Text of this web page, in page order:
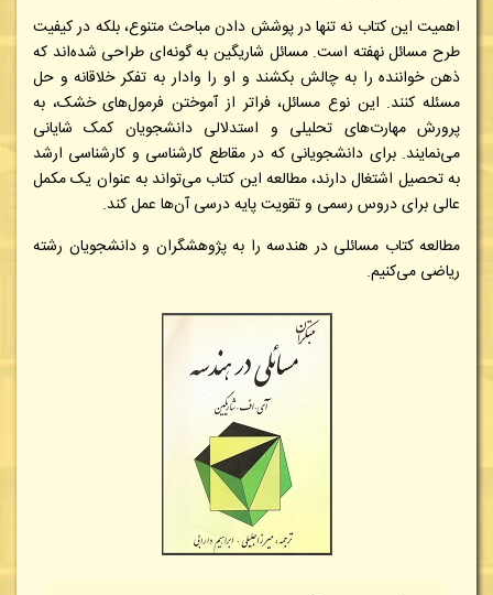
اهمیت این کتاب نه تنها در پوشش دادن مباحث متنوع، بلکه در کیفیت
طرح مسائل نهفته است. مسائل شاریگین به گونه‌ای طراحی شده‌اند که
ذهن خواننده را به چالش بکشند و او را وادار به تفکر خلاقانه و حل
مسئله کنند. این نوع مسائل، فراتر از آموختن فرمول‌های خشک، به
پرورش مهارت‌های تحلیلی و استدلالی دانشجویان کمک شایانی
می‌نمایند. برای دانشجویانی که در مقاطع کارشناسی و کارشناسی ارشد
به تحصیل اشتغال دارند، مطالعه این کتاب می‌تواند به عنوان یک مکمل
عالی برای دروس رسمی و تقویت پایه درسی آن‌ها عمل کند.
مطالعه کتاب مسائلی در هندسه را به پژوهشگران و دانشجویان رشته
ریاضی می‌کنیم.